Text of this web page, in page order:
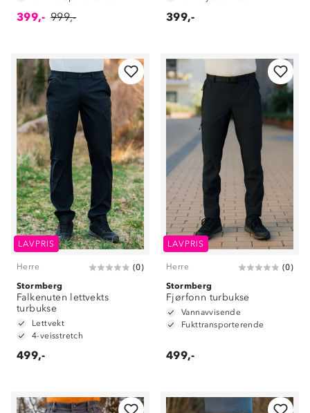
399,- 999,- 399,-
LAVPRIS
Herre (0)
Stormberg
Falkenuten lettvekts
turbukse
Lettvekt
4-veisstretch
499,-
LAVPRIS
Herre (0)
Stormberg
Fjørfonn turbukse
Vannavvisende
Fukttransporterende
499,-